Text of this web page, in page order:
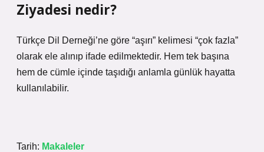
Ziyadesi nedir?
Türkçe Dil Derneği’ne göre “aşırı” kelimesi “çok fazla”
olarak ele alınıp ifade edilmektedir. Hem tek başına
hem de cümle içinde taşıdığı anlamla günlük hayatta
kullanılabilir.
Tarih: Makaleler